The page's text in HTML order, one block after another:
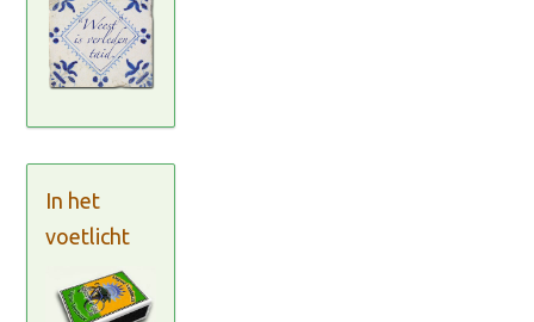
In het
voetlicht